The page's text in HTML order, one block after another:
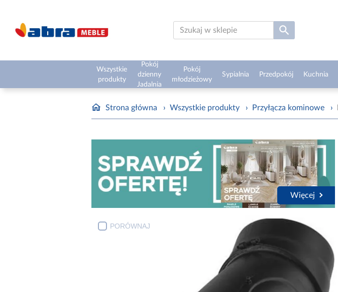
Wszystkie
produkty
Pokój
dzienny
Jadalnia
Pokój
młodzieżowy
Sypialnia Przedpokój Kuchnia
Strona główna › Wszystkie produkty › Przyłącza kominowe ›
Więcej
PORÓWNAJ